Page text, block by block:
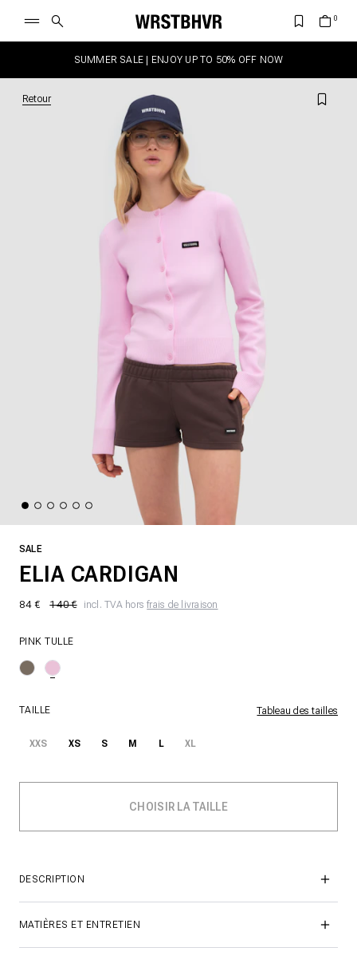
SUMMER SALE | ENJOY UP TO 50% OFF NOW
Retour
SALE
ELIA CARDIGAN
84 € 140 € incl. TVA horsfrais de livraison
PINK TULLE
TAILLE Tableau des tailles
XXS XS S M L XL
DESCRIPTION
MATIÈRES ET ENTRETIEN